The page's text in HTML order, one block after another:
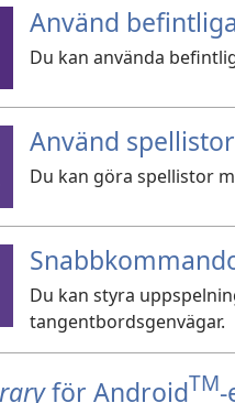
Använd
Du kan använda
Använd spellistor
Du kan göra spellistor
Du kan styra
tangentbordsgenvägar.
för AndroidTM